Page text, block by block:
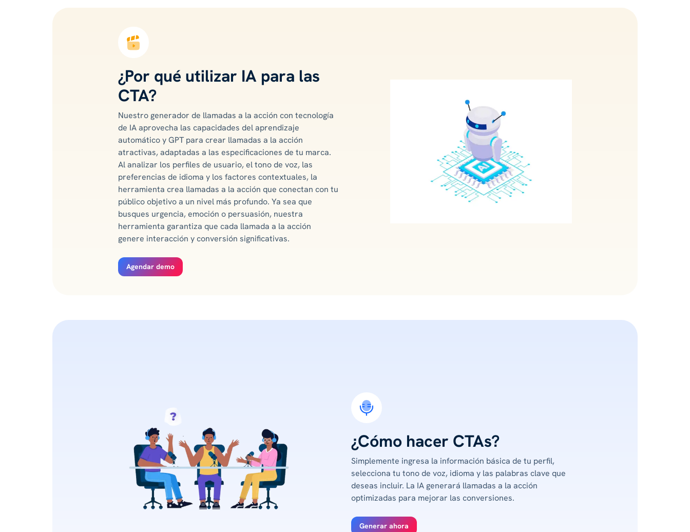
¿Por qué utilizar IA para las
CTA?
Nuestro generador de llamadas a la acción con tecnología
de IA aprovecha las capacidades del aprendizaje
automático y GPT para crear llamadas a la acción
atractivas, adaptadas a las especificaciones de tu marca.
Al analizar los perfiles de usuario, el tono de voz, las
preferencias de idioma y los factores contextuales, la
herramienta crea llamadas a la acción que conectan con tu
público objetivo a un nivel más profundo. Ya sea que
busques urgencia, emoción o persuasión, nuestra
herramienta garantiza que cada llamada a la acción
genere interacción y conversión significativas.
Agendar demo
¿Cómo hacer CTAs?
Simplemente ingresa la información básica de tu perfil,
selecciona tu tono de voz, idioma y las palabras clave que
deseas incluir. La IA generará llamadas a la acción
optimizadas para mejorar las conversiones.
Generar ahora